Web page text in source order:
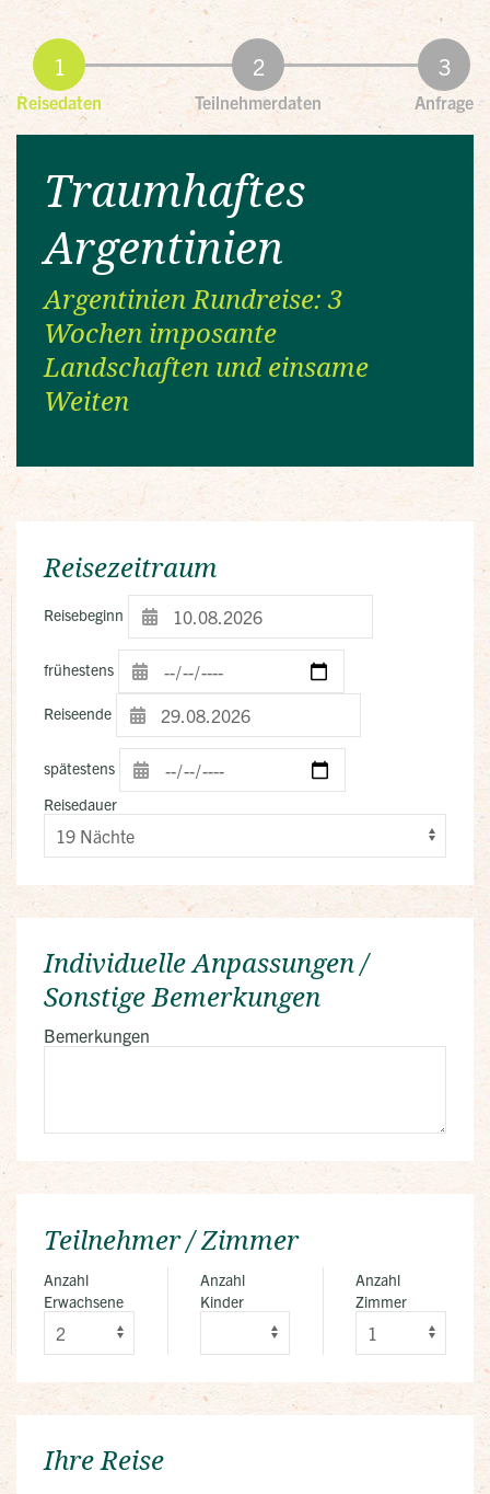
Reisedaten Teilnehmerdaten Anfrage
Traumhaftes
Argentinien
Argentinien Rundreise: 3
Wochen imposante
Landschaften und einsame
Weiten
Reisezeitraum
Reisebeginn
frühestens
Reiseende
spätestens
Reisedauer
Individuelle Anpassungen /
Sonstige Bemerkungen
Bemerkungen
Teilnehmer / Zimmer
Anzahl
Erwachsene
Anzahl
Kinder
Anzahl
Zimmer
Ihre Reise